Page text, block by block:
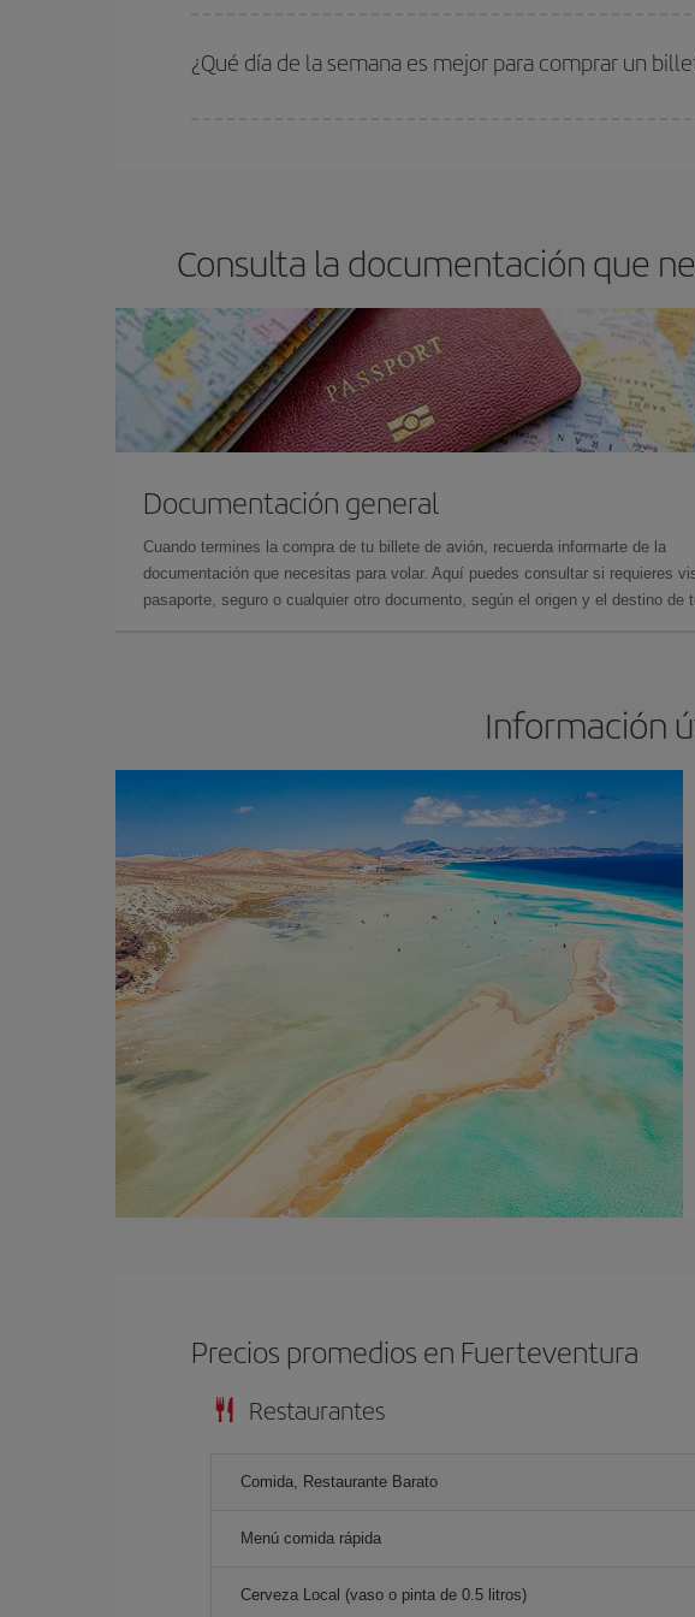
¿Qué día de la semana es mejor para comprar un
Consulta la documentación que
Documentación general
Cuando termines la compra de tu billete de avión, recuerda informarte de la
documentación que necesitas para volar. Aquí puedes consultar si requieres
pasaporte, seguro o cualquier otro documento, según el origen y el destino de
Información
Precios promedios en Fuerteventura
Restaurantes
Comida, Restaurante Barato
Menú comida rápida
Cerveza Local (vaso o pinta de 0.5 litros)